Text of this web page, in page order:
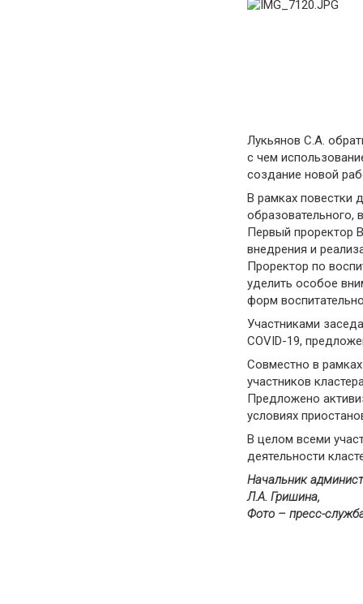
Лукьянов С.А.
с чем
создание новой
В рамках повестки
образовательного,
Первый проректор
внедрения и
Проректор по
уделить особое
форм
Участниками
COVID-19,
Совместно в
участников
Предложено
условиях
В целом всеми
деятельности
Начальник
Л.А. Гришина,
Фото – пресс-